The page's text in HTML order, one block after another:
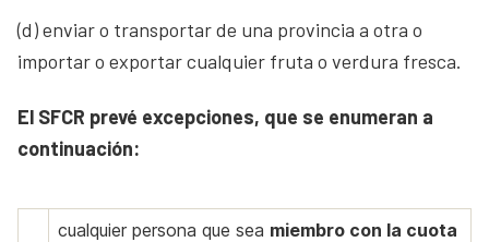
(d) enviar o transportar de una provincia a otra o
importar o exportar cualquier fruta o verdura fresca.
El SFCR prevé excepciones, que se enumeran a
continuación:
cualquier persona que sea miembro con la cuota